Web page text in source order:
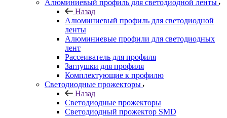
Алюминиевый профиль для светодиодной ленты
Назад
Алюминиевый профиль для светодиодной
ленты
Алюминиевые профили для светодиодных
лент
Рассеиватель для профиля
Заглушки для профиля
Комплектующие к профилю
Светодиодные прожекторы
Назад
Светодиодные прожекторы
Светодиодный прожектор SMD